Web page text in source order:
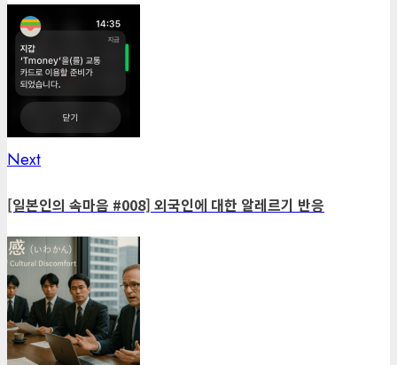
NextNext
[일본인의 속마음 #008] 외국인에 대한 알레르기 반응